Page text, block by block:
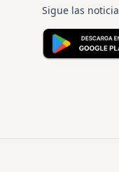
Sigue las